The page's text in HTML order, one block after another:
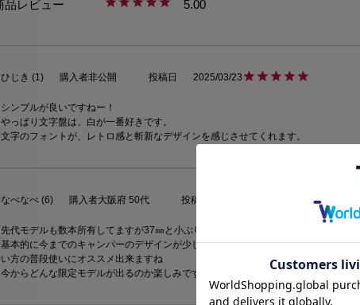
5.00
ひじき 1 購入者非公開 投稿日 2025/03/23
シンプルが良いですねー！
やっぱり文字盤は、白が一番好きです。
なべなべ 6 購入者大阪府 50代 投稿日
先代モデルも数本所有してますが37㎜と小ぶりになったとの事なので購入、キャ
基本的に今までのキャンパーのデザインが少し小さくなって3時位置に日付表示と
い方の普段使いにオススメ出来ますね
今からどんな限定モデルが出るのか楽しみです